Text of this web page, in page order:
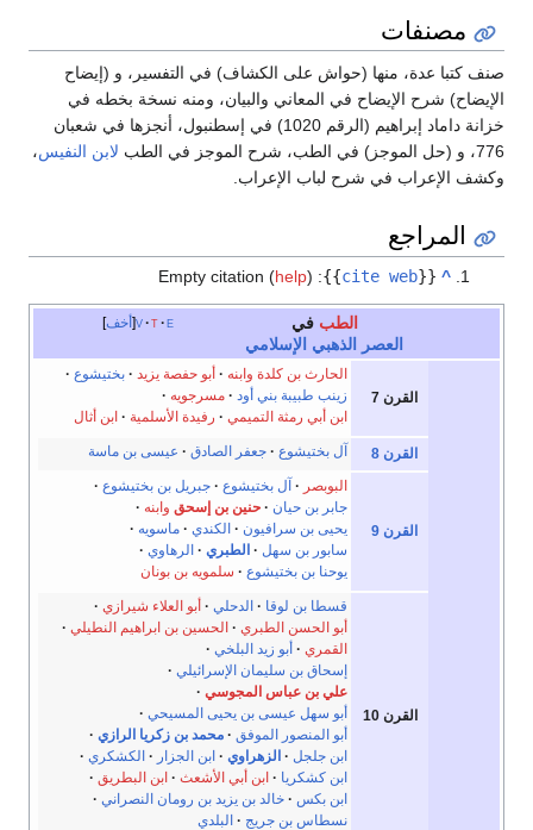
مصنفات
صنف كتبا عدة، منها (حواش على الكشاف) في التفسير، و (إيضاح
الإيضاح) شرح الإيضاح في المعاني والبيان، ومنه نسخة بخطه في
خزانة داماد إبراهيم (الرقم 1020) في إسطنبول، أنجزها في شعبان
776، و (حل الموجز) في الطب، شرح الموجز في الطب
لابن النفيس،
وكشف الإعراب في شرح لباب الإعراب.
المراجع
^
{{
cite web
}}
:
Empty citation (help)
أخف v t e الطب في
العصر الذهبي الإسلامي
القرن 7
الحارث بن كلدة وابنه أبو حفصة يزيد
بختيشوع
زينب طبيبة بني أود
مسرجويه
ابن أبي رمثة التميمي
رفيدة الأسلمية ابن أثال
القرن 8 آل بختيشوع جعفر الصادق عيسى بن ماسة
القرن 9
البوبصر آل بختيشوع
جبريل بن بختيشوع
جابر بن حيان
حنين بن إسحق وابنه
يحيى بن سرافيون
الكندي
ماسويه
سابور بن سهل
الطبري
الرهاوي
يوحنا بن بختيشوع
سلمويه بن بونان
القرن 10
قسطا بن لوقا الدحلي
أبو العلاء شيرازي
أبو الحسن الطبري
الحسين بن ابراهيم النطيلي
القمري
أبو زيد البلخي
إسحاق بن سليمان الإسرائيلي
علي بن عباس المجوسي
أبو سهل عيسى بن يحيى المسيحي
أبو المنصور الموفق
محمد بن زكريا الرازي
ابن جلجل
الزهراوي ابن الجزار
الكشكري
ابن كشكريا
ابن أبي الأشعث
ابن البطريق
ابن بكس
خالد بن يزيد بن رومان النصراني
نسطاس بن جريج
البلدي